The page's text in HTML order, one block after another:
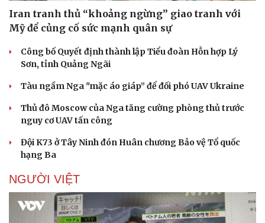
Iran tranh thủ “khoảng ngừng” giao tranh với
Mỹ để củng cố sức mạnh quân sự
Công bố Quyết định thành lập Tiểu đoàn Hỗn hợp Lý
Sơn, tỉnh Quảng Ngãi
Tàu ngầm Nga "mặc áo giáp” để đối phó UAV Ukraine
Thủ đô Moscow của Nga tăng cường phòng thủ trước
nguy cơ UAV tấn công
Đội K73 ở Tây Ninh đón Huân chương Bảo vệ Tổ quốc
hạng Ba
NGƯỜI VIỆT